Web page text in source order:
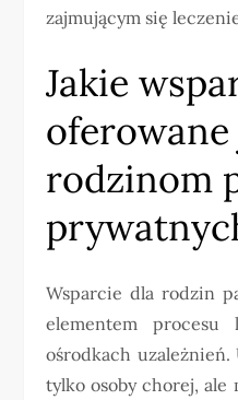
zajmującym się
Jakie
rodzinom
Wsparcie dla rodzin
elementem procesu
ośrodkach
tylko osoby chorej, ale